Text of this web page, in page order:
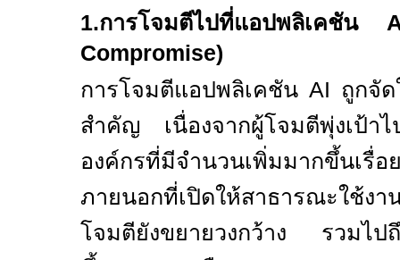
1.การโจมตีไปที่แอปพลิเคชัน
Compromise)
การโจมตีแอปพลิเคชัน AI ถูกจั
สำคัญ เนื่องจากผู้โจมตีพุ่งเป้า
องค์กรที่มีจำนวนเพิ่มมากขึ้นเรื่อ
ภายนอกที่เปิดให้สาธารณะใ
โจมตียังขยายวงกว้าง รวมไป